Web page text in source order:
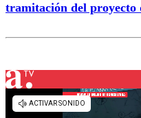
tramitación del proyecto